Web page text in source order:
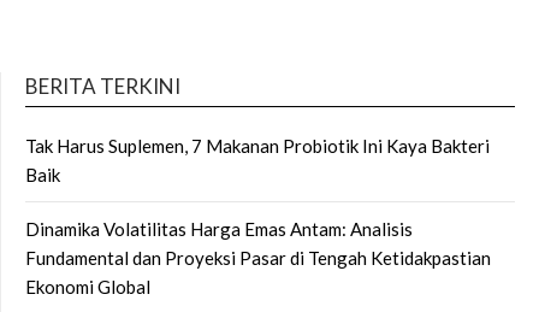
BERITA TERKINI
Tak Harus Suplemen, 7 Makanan Probiotik Ini Kaya Bakteri
Baik
Dinamika Volatilitas Harga Emas Antam: Analisis
Fundamental dan Proyeksi Pasar di Tengah Ketidakpastian
Ekonomi Global